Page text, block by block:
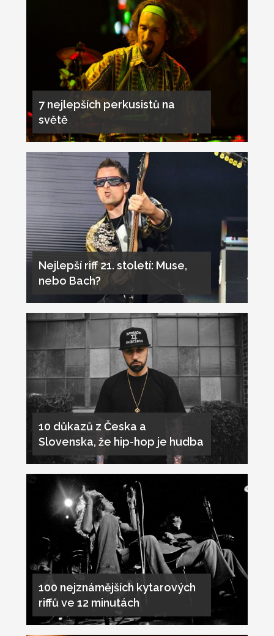
7 nejlepších perkusistů na
světě
Nejlepší riff 21. století: Muse,
nebo Bach?
10 důkazů z Česka a
Slovenska, že hip-hop je hudba
100 nejznámějších kytarových
riffů ve 12 minutách